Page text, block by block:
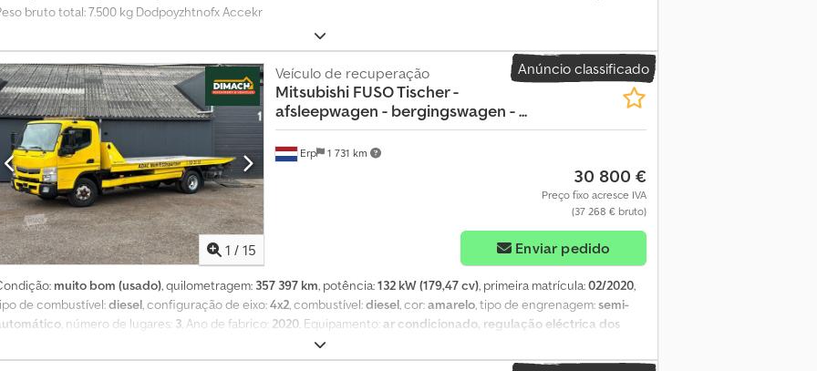
bruto total: 7.500 kg Dodpoyzhtnofx Accekr
Anúncio classificado
1 / 15
Erp 1 731 km
Veículo de recuperação
Mitsubishi FUSO Tischer -
afsleepwagen - bergingswagen - ...
30 800 €
Preço fixo acresce IVA
(37 268 € bruto)
Enviar pedido
muito bom (usado), quilometragem: 357 397 km, potência:132 kW (179,47 cv), primeira matrícula:02/2020,
de combustível:diesel, configuração de eixo:4x2, combustível:diesel, cor:amarelo, tipo de engrenagem:semi-
, número de lugares: 3, Ano de fabrico: 2020, Equipamento: ar condicionado, regulação eléctrica dos
, = Outras opções e acessórios = - Engate de reboque 3500 kg Dkedpfx Ajzhwdgoccjr - Rádio - Tomada de força
= Mais informações = Informações gerais Número de portas: 2 Informações técnicas Número de cilindros: 4
0
0
p
e
i
o
m
p
r